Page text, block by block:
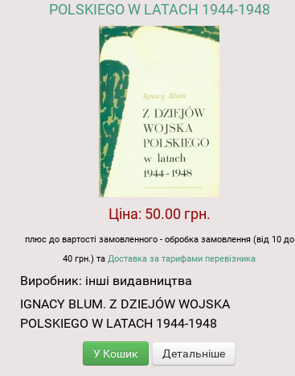
POLSKIEGO W LATACH 1944-1948
Ціна: 50.00 грн.
плюс до вартості замовленного - обробка замовлення (від 10 до
40 грн.) таДоставка за тарифами перевізника
Виробник: інші видавництва
IGNACY BLUM. Z DZIEJÓW WOJSKA
POLSKIEGO W LATACH 1944-1948
У Кошик Детальніше